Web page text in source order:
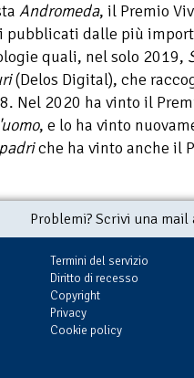
Andromeda, il Premio
pubblicati dalle più
quali, nel solo 2019,
(Delos Digital), che
Nel 2020 ha vinto il
, e lo ha vinto
che ha vinto anche il
Problemi? Scrivi una
Termini del servizio
Diritto di recesso
Copyright
Privacy
Cookie policy